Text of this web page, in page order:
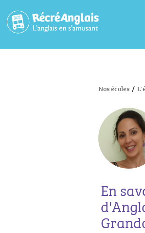
Nos écoles /
En